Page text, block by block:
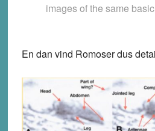
images of the same
En dan vind Romoser dus